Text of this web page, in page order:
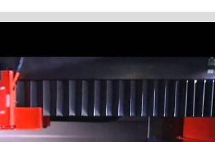
MÁQUINA DE CORTE A LASER PARA
MÁQUINA DE CORTE A LASER PARA
ACRÍLICO
MÁQUINA DE CORTE A LASER PARA
ACRÍLICO PREÇO